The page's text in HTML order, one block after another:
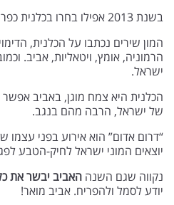
בשנת 2013 אפילו בחרו בכלנית כפרח הייצוגי של מדינת ישראל.
המון שירים נכתבו על הכלנית,
הרמוניה, אומץ, ויטאליות, אביב.
ישראל.
הכלנית היא צמח מוגן, באביב
של ישראל, הרבה מהם בנגב.
“דרום אדום” הוא אירוע בפני עצמו
יוצאים המוני ישראל לחיק-הטבע
נקווה שגם השנה האביב יבשר את
יודע לסמל ולהפריח. אביב מואר!